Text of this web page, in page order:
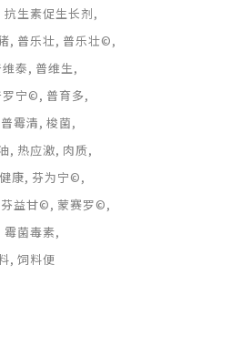
抗生素促生长剂
普乐壮 普乐壮©
泰 普维生
罗宁© 普育多
普霉清 梭菌
热应激 肉质
康 芬为宁©
芬益甘© 蒙赛罗©
霉菌毒素
饲料便